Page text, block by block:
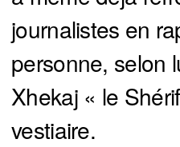
journalistes en
personne, selon
Xhekaj « le
vestiaire.